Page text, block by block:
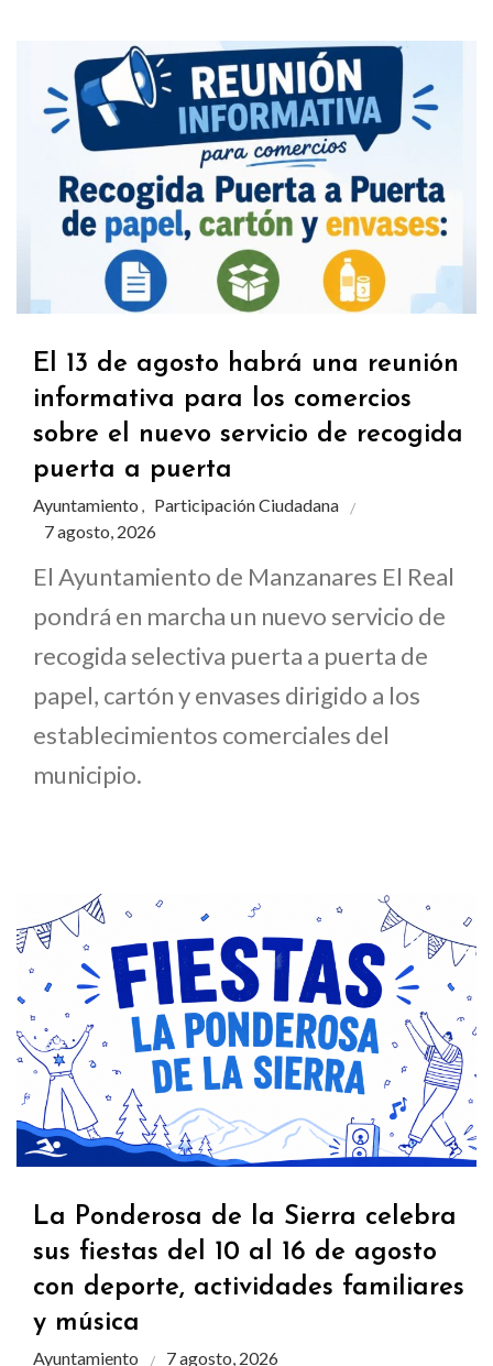
El 13 de agosto habrá una reunión
informativa para los comercios
sobre el nuevo servicio de recogida
puerta a puerta
Ayuntamiento , Participación Ciudadana
7 agosto, 2026
El Ayuntamiento de Manzanares El Real
pondrá en marcha un nuevo servicio de
recogida selectiva puerta a puerta de
papel, cartón y envases dirigido a los
establecimientos comerciales del
municipio.
La Ponderosa de la Sierra celebra
sus fiestas del 10 al 16 de agosto
con deporte, actividades familiares
y música
Ayuntamiento 7 agosto, 2026